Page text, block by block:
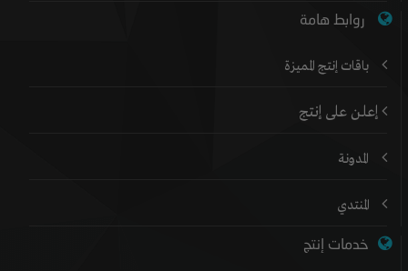
روابط هامة
باقات إنتج المميزة
إعلن على إنتج
المدونة
المنتدي
خدمات إنتج